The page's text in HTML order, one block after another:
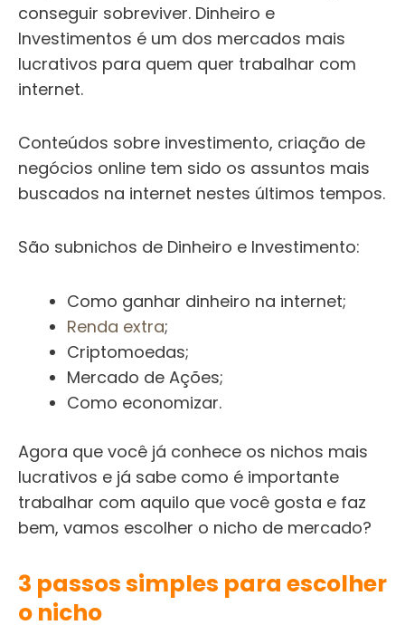
conseguir sobreviver. Dinheiro e
Investimentos é um dos mercados mais
lucrativos para quem quer trabalhar com
internet.
Conteúdos sobre investimento, criação de
negócios online tem sido os assuntos mais
buscados na internet nestes últimos tempos.
São subnichos de Dinheiro e Investimento:
Como ganhar dinheiro na internet;
Renda extra;
Criptomoedas;
Mercado de Ações;
Como economizar.
Agora que você já conhece os nichos mais
lucrativos e já sabe como é importante
trabalhar com aquilo que você gosta e faz
bem, vamos escolher o nicho de mercado?
3 passos simples para escolher
o nicho